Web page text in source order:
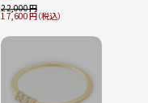
22,000
17,600